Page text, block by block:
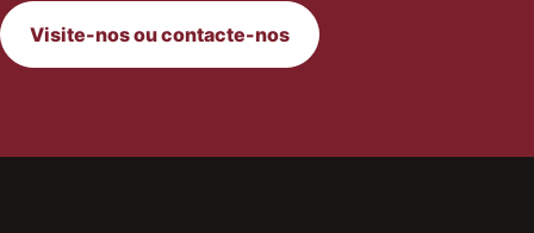
Visite-nos ou contacte-nos